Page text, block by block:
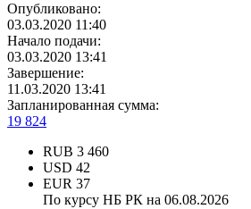
Опубликовано:
03.03.2020 11:40
Начало подачи:
03.03.2020 13:41
Завершение:
11.03.2020 13:41
Запланированная сумма:
19 824
RUB 3 460
USD 42
EUR 37
По курсу НБ РК на 06.08.2026